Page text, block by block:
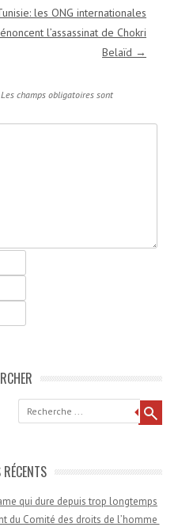
les ONG internationales
l’assassinat de Chokri
Belaïd →
Les champs obligatoires sont
Recherche
qui dure depuis trop longtemps
du Comité des droits de l’homme